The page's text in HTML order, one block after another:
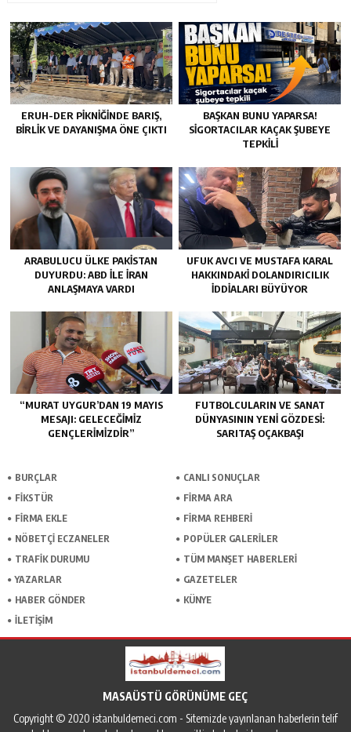
ERUH-DER PIKNIĞINDE BARIŞ,
BIRLIK VE DAYANIŞMA ÖNE ÇIKTI
BAŞKAN BUNU YAPARSA!
SIGORTACILAR KAÇAK ŞUBEYE
TEPKILI
ARABULUCU ÜLKE PAKISTAN
DUYURDU: ABD ILE İRAN
ANLAŞMAYA VARDI
UFUK AVCI VE MUSTAFA KARAL
HAKKINDAKI DOLANDIRICILIK
İDDIALARI BÜYÜYOR
“MURAT UYGUR’DAN 19 MAYIS
MESAJI: GELECEĞIMIZ
GENÇLERIMIZDIR”
FUTBOLCULARIN VE SANAT
DÜNYASININ YENI GÖZDESI:
SARITAŞ OÇAKBAŞI
BURÇLAR
CANLI SONUÇLAR
FİKSTÜR
FİRMA ARA
FİRMA EKLE
FİRMA REHBERİ
NÖBETÇİ ECZANELER
POPÜLER GALERİLER
TRAFİK DURUMU
TÜM MANŞET HABERLERİ
YAZARLAR
GAZETELER
HABER GÖNDER
KÜNYE
İLETİŞİM
MASAÜSTÜ GÖRÜNÜME GEÇ
Copyright © 2020 istanbuldemeci.com - Sitemizde yayınlanan haberlerin telif